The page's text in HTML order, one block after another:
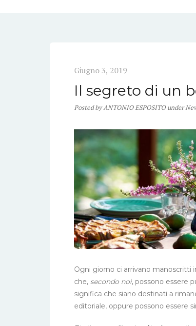
Giugno 3, 2019
Il segreto di un
PostedbyANTONIO ESPOSITO under
Ogni giorno ci arrivano manoscritti
che, secondo noi, possono essere
significa che siano destinati a
editoriale, oppure possono essere